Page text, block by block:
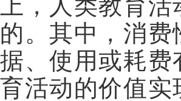
上，人类教育
的。其中，消
据、使用或耗
育活动的价值